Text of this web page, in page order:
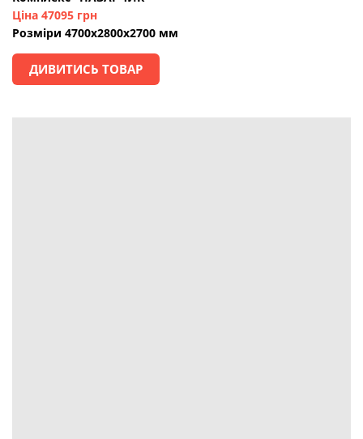
Ціна 47095 грн
Розміри 4700х2800х2700 мм
ДИВИТИСЬ ТОВАР